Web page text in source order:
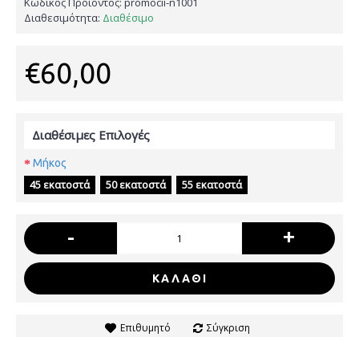
Διαθεσιμότητα: Διαθέσιμο
€60,00
Διαθέσιμες Επιλογές
Μήκος
45 εκατοστά 50 εκατοστά 55 εκατοστά
- +
ΚΑΛΆΘΙ
Επιθυμητό Σύγκριση